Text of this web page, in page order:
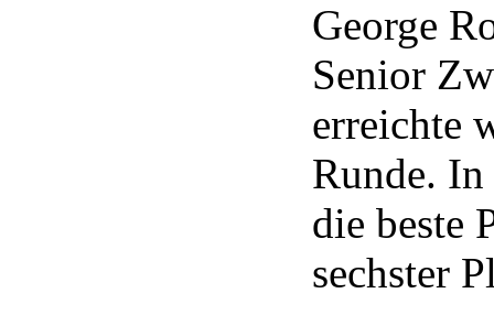
George
Senior
erreichte
Runde.
die beste
sechster